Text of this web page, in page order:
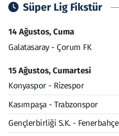
Süper Lig Fikstür
14 Ağustos, Cuma
Galatasaray - Çorum FK
15 Ağustos, Cumartesi
Konyaspor - Rizespor
Kasımpaşa - Trabzonspor
Gençlerbirliği S.K. - Fenerbahçe